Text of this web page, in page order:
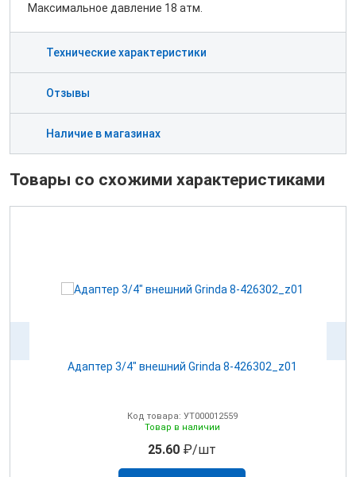
Максимальное давление 18 атм.
Технические характеристики
Отзывы
Наличие в магазинах
Товары со схожими характеристиками
Адаптер 3/4" внешний Grinda 8-426302_z01
Код товара: УТ000012559
Товар в наличии
25.60 ₽/шт